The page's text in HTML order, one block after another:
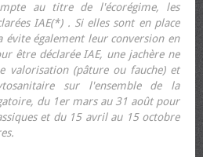
au titre de l'écorégime, les
IAE(*) . Si elles sont en place
évite également leur conversion en
être déclarée IAE, une jachère ne
valorisation (pâture ou fauche) et
sur l'ensemble de la
du 1er mars au 31 août pour
et du 15 avril au 15 octobre